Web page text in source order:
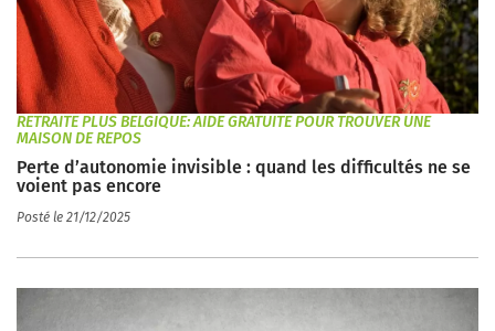
RETRAITE PLUS BELGIQUE: AIDE GRATUITE POUR TROUVER UNE
MAISON DE REPOS
Perte d’autonomie invisible : quand les difficultés ne se
voient pas encore
Posté le 21/12/2025